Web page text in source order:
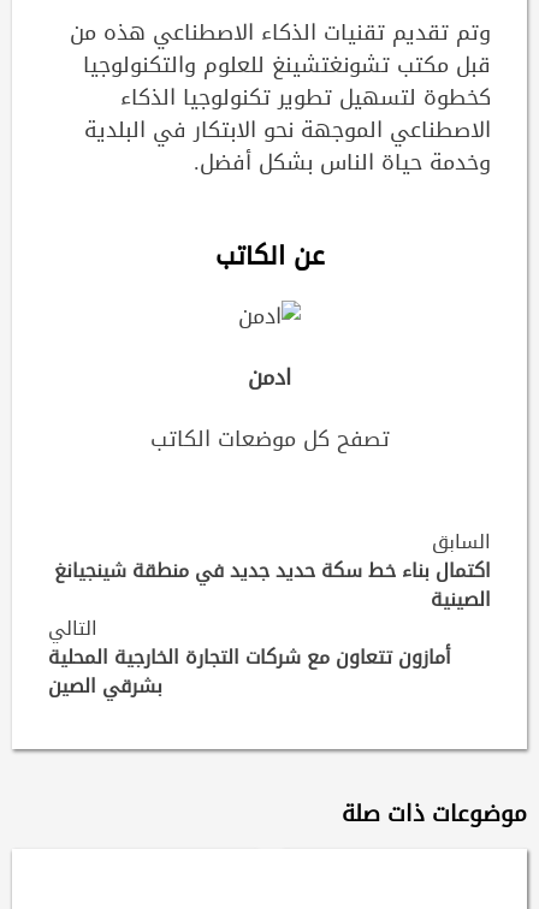
وتم تقديم تقنيات الذكاء الاصطناعي هذه من
قبل مكتب تشونغتشينغ للعلوم والتكنولوجيا
كخطوة لتسهيل تطوير تكنولوجيا الذكاء
الاصطناعي الموجهة نحو الابتكار في البلدية
وخدمة حياة الناس بشكل أفضل.
عن الكاتب
ادمن
تصفح كل موضعات الكاتب
Continue
Reading
السابق
اكتمال بناء خط سكة حديد جديد في منطقة شينجيانغ
الصينية
التالي
أمازون تتعاون مع شركات التجارة الخارجية المحلية
بشرقي الصين
موضوعات ذات صلة